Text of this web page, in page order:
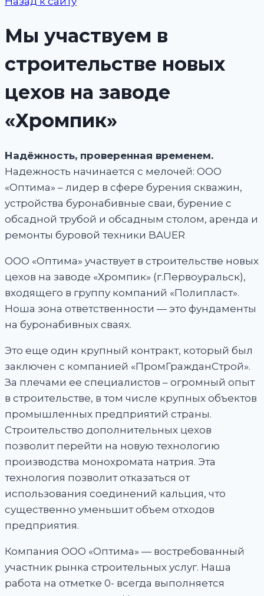
Мы участвуем в
строительстве новых
цехов на заводе
«Хромпик»
Надёжность, проверенная временем.
Надежность начинается с мелочей: ООО
«Оптима» – лидер в сфере бурения скважин,
устройства буронабивные сваи, бурение с
обсадной трубой и обсадным столом, аренда и
ремонты буровой техники BAUER
ООО «Оптима» участвует в строительстве новых
цехов на заводе «Хромпик» (г.Первоуральск),
входящего в группу компаний «Полипласт».
Ноша зона ответственности — это фундаменты
на буронабивных сваях.
Это еще один крупный контракт, который был
заключен с компанией «ПромГражданСтрой».
За плечами ее специалистов – огромный опыт
в строительстве, в том числе крупных объектов
промышленных предприятий страны.
Строительство дополнительных цехов
позволит перейти на новую технологию
производства монохромата натрия. Эта
технология позволит отказаться от
использования соединений кальция, что
существенно уменьшит объем отходов
предприятия.
Компания ООО «Оптима» — востребованный
участник рынка строительных услуг. Наша
работа на отметке 0- всегда выполняется